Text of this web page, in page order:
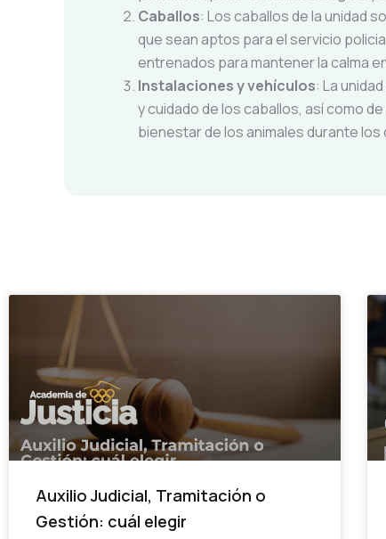
Caballos: Los caballos de la unidad
que sean aptos para el servicio
entrenados para mantener la calma
Instalaciones y vehículos: La
y cuidado de los caballos, así como
bienestar de los animales durante
Auxilio Judicial, Tramitación o
Gestión: cuál elegir